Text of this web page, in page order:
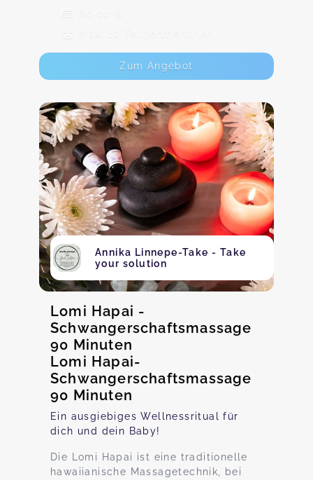
80,00 €
Max. 10 TeilnehmerInnen
Zum Angebot
Annika Linnepe-Take - Take
your solution
Lomi Hapai -
Schwangerschaftsmassage
90 Minuten
Lomi Hapai-
Schwangerschaftsmassage
90 Minuten
Ein ausgiebiges Wellnessritual für
dich und dein Baby!
Die Lomi Hapai ist eine traditionelle
hawaiianische Massagetechnik, bei